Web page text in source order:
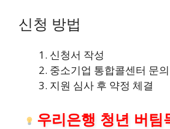
신청 방법
신청서 작성
중소기업 통합콜센터 문
지원 심사 후 약정 체결
우리은행 청년 버팀